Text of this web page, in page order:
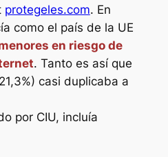
protegeles.com. En
como el país de la UE
en riesgo de
. Tanto es así que
casi duplicaba a
por CIU, incluía